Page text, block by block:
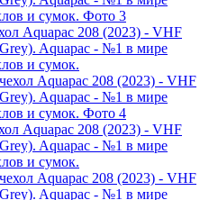
Aquapac 208 (2023) - VHF
Aquapac - №1 в мире
и сумок.
Aquapac 208 (2023) - VHF
Aquapac - №1 в мире
и сумок.